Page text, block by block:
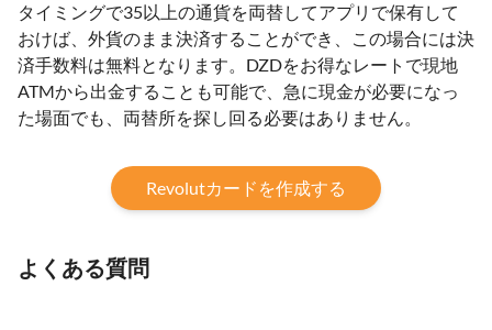
タイミングで35以上の通貨を両替してアプリで保有して
おけば、外貨のまま決済することができ、この場合には決
済手数料は無料となります。DZDをお得なレートで現地
ATMから出金することも可能で、急に現金が必要になっ
た場面でも、両替所を探し回る必要はありません。
Revolutカードを作成する
よくある質問